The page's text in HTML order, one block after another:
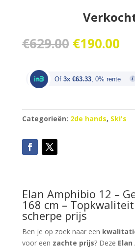
€629.00
prijs
€629.00.
€190.00
Of 3x €63.33, 0% rente
Categorieën: 2de hands, Ski's
Elan Amphibio 12 –
168 cm –
scherpe prijs
Ben je op zoek naar een
voor een zachte prijs? Deze